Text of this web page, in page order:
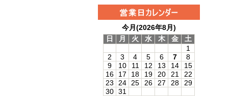
今月(2026年8月)
日
月 火 水 木 金
土
1
2
3 4 5 6 7
8
9
10 11 12 13 14
15
16
17 18 19 20 21
22
23
24 25 26 27 28
29
30 31